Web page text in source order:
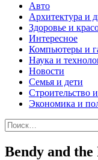
Авто
Архитектура и
Здоровье и
Интересное
Компьютеры и
Наука и
Новости
Семья и дети
Строительство
Экономика и
Найти:
Bendy and